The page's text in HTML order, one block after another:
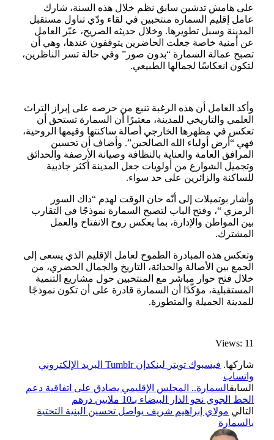
على هامش تدشين سابق نظم خلال هذه السنة، شارك
عامل إقليم السمارة منتخبين في لقاء ودّي تناول مستقبل
المدينة وسبل تطويرها. وخلال حديثه الصريح، عبّر العامل
عن أمنية خاصة جعلت الحاضرين يتوقفون عندها، وهي أن
تصبح عمالة السمارة “بدون صور” وفي حالة تسر الناظرين،
لتكون انعكاسًا لجمالها الطبيعي.
وأكد العامل أن هذه الرغبة تنبع من حرصه على إبراز التراث
العلمي والتاريخي للمدينة، معتبرًا أن السمارة تستحق أن
تعكس في مظهرها الخارجي أصالة ساكنتها وقيمها الروحية،
فهي “أرض أولياء الله الصالحين”. وأضاف أن تحسين
المرافق العامة والعناية بالنظافة وصيانة الأرصفة والحدائق
وتجميل الشوارع من أولويات جعل المدينة أكثر جاذبية
للساكنة والزائرين على حد سواء.
وأشار بوتميلات إلى أنّه حان الوقت لهدم “داك السور
الرمزي “، وفتح الباب لتصبح السمارة نموذجًا في التقارب
بين المواطن والإدارة، بما يعكس روح الانفتاح والعمل
المشترك.
وتعكس هذه المبادرة الطموح لعامل الإقليم الذي يسعى إلى
الجمع بين الأصالة والحداثة، التاريخ والجمال الحضري، من
خلال فتح حوار مباشر مع المنتخبين حول مشاريع التنمية
المستقبلية، مؤكّدًا أن السمارة قادرة على أن تكون نموذجًا
للمدينة الجميلة والمتطورة.
Views: 11
شاركها. فيسبوك تويتر لينكدإن Tumblr البريد الإلكتروني
واتساب
السابقالسمارة.. المجلس الإقليمي يصادق على اتفاقية دعم
الخط الجوي نحو الدار البيضاء بـ10 ملايين درهم
التالي مولاي إبراهيم شريف يواصل تحسين البنية التحتية
بالسمارة